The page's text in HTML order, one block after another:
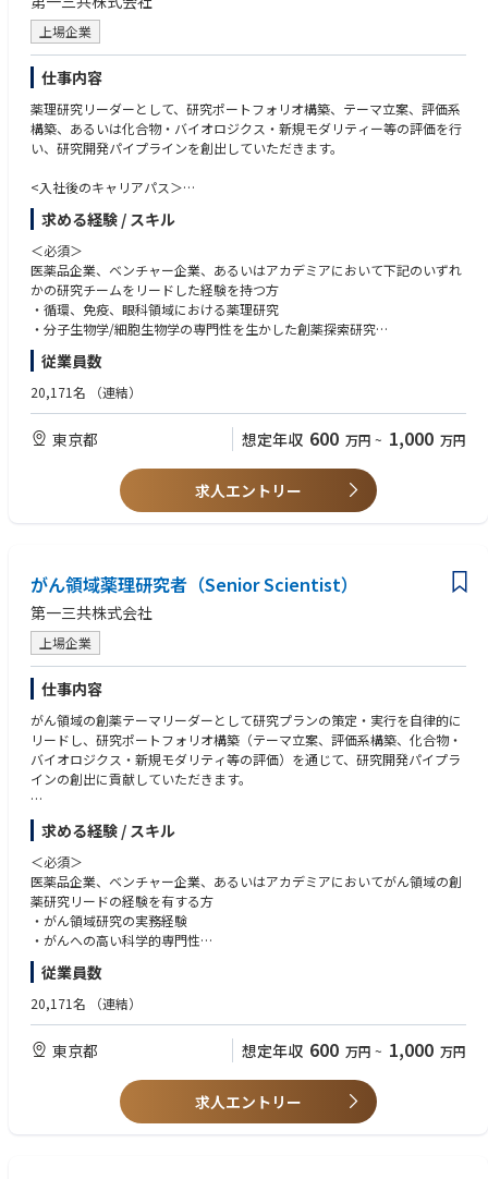
上場企業
仕事内容
薬理研究リーダーとして、研究ポートフォリオ構築、テーマ立案、評価系
構築、あるいは化合物・バイオロジクス・新規モダリティー等の評価を行
い、研究開発パイプラインを創出していただきます。
<入社後のキャリアパス＞
●スペシャルティ領域のテーマ立案・創薬研究チームリーダー
●グループ長補佐
求める経験 / スキル
＜必須＞
医薬品企業、ベンチャー企業、あるいはアカデミアにおいて下記のいずれ
かの研究チームをリードした経験を持つ方
・循環、免疫、眼科領域における薬理研究
・分子生物学/細胞生物学の専門性を生かした創薬探索研究
・データサイエンスを活用した創薬研究
・修士号取得者
・外部組織との協業を円滑に推進した経験
・国内外の外部研究者との幅広いネットワークを構築した経験
・筆頭著者の学術論文を複数有する方
・英語中級以上
・博士号取得者
従業員数
20,171名 （連結）
東京都 想定年収 600 万円 ~ 1,000 万円
求人エントリー
がん領域薬理研究者（Senior Scientist）
第一三共株式会社
上場企業
仕事内容
がん領域の創薬テーマリーダーとして研究プランの策定・実行を自律的に
リードし、研究ポートフォリオ構築（テーマ立案、評価系構築、化合物・
バイオロジクス・新規モダリティ等の評価）を通じて、研究開発パイプラ
インの創出に貢献していただきます。
<入社後のキャリアパス＞
・がん領域のテーマ立案・創薬研究テーマリーダー
・がん領域での共同研究やグローバルプロジェクトリーダー
・RIへの出向による海外勤務経験
求める経験 / スキル
＜必須＞
医薬品企業、ベンチャー企業、あるいはアカデミアにおいてがん領域の創
薬研究リードの経験を有する方
・がん領域研究の実務経験
・がんへの高い科学的専門性
- 創薬研究の実務経験目安8-15年（in vitro及びin vivo）
・修士号取得者
・外部組織との協業を円滑にリード、推進した経験
・国内外の外部研究者との幅広いネットワークを構築した経験
・筆頭著者の学術論文を複数有する方
・英語中級以上
・博士号取得者
従業員数
20,171名 （連結）
東京都 想定年収 600 万円 ~ 1,000 万円
求人エントリー